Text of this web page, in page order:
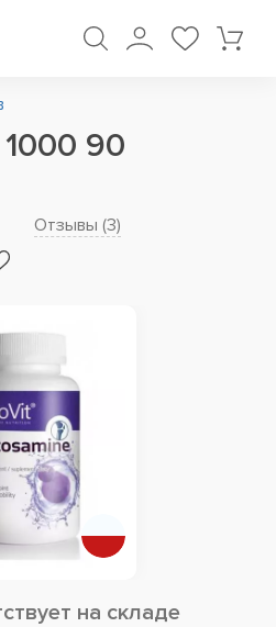
90
Отзывы (3)
на складе